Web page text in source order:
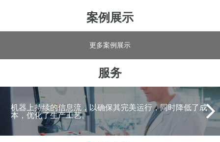
案例展示
更多案例展示
服务
机器上持续的信息流，以确保其完美运行，同时降低了成
本，优化了生产工艺。